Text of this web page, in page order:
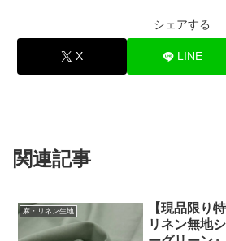
シェアする
X LINE
関連記事
麻・リネン生地
【現品限り
リネン無地